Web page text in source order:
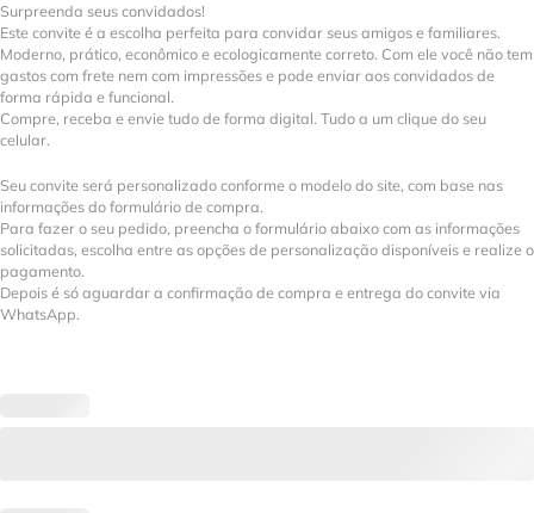
Surpreenda seus convidados!
Este convite é a escolha perfeita para convidar seus amigos e familiares.
Moderno, prático, econômico e ecologicamente correto. Com ele você não tem
gastos com frete nem com impressões e pode enviar aos convidados de
forma rápida e funcional.
Compre, receba e envie tudo de forma digital. Tudo a um clique do seu
celular.
Seu convite será personalizado conforme o modelo do site, com base nas
informações do formulário de compra.
Para fazer o seu pedido, preencha o formulário abaixo com as informações
solicitadas, escolha entre as opções de personalização disponíveis e realize o
pagamento.
Depois é só aguardar a confirmação de compra e entrega do convite via
WhatsApp.